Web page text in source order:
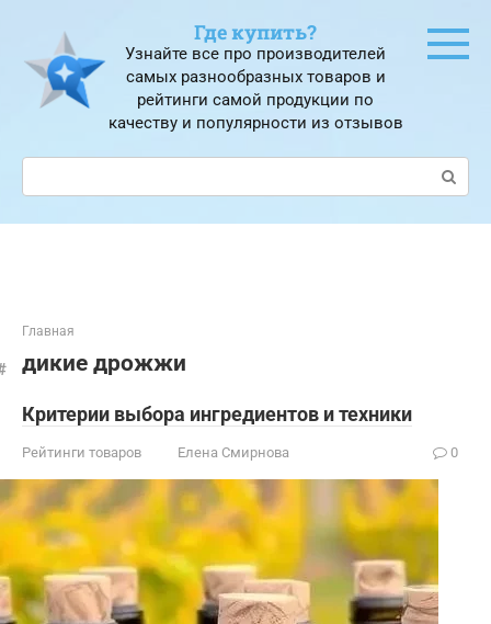
контенту
Где купить?
Узнайте все про производителей
самых разнообразных товаров и
рейтинги самой продукции по
качеству и популярности из отзывов
Поиск:
Главная
дикие дрожжи
Критерии выбора ингредиентов и техники
Рейтинги товаров Елена Смирнова 0